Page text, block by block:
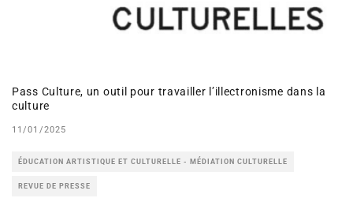
Pass Culture, un outil pour travailler l’illectronisme dans la
culture
11/01/2025
ÉDUCATION ARTISTIQUE ET CULTURELLE - MÉDIATION CULTURELLE
REVUE DE PRESSE